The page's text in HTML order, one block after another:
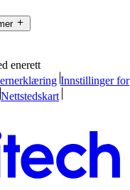
enerett
Innstillinger for
Nettstedskart